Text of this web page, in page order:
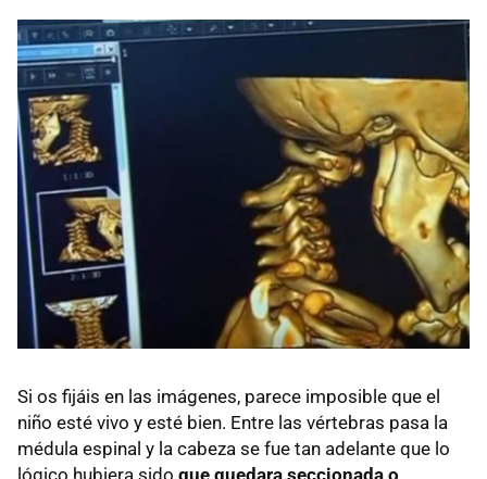
Si os fijáis en las imágenes, parece imposible que el
niño esté vivo y esté bien. Entre las vértebras pasa la
médula espinal y la cabeza se fue tan adelante que lo